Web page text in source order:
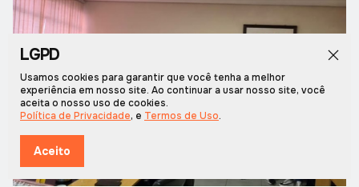
LGPD
Usamos cookies para garantir que você tenha a melhor
experiência em nosso site. Ao continuar a usar nosso site, você
aceita o nosso uso de cookies.
Política de Privacidade, e Termos de Uso.
Aceito